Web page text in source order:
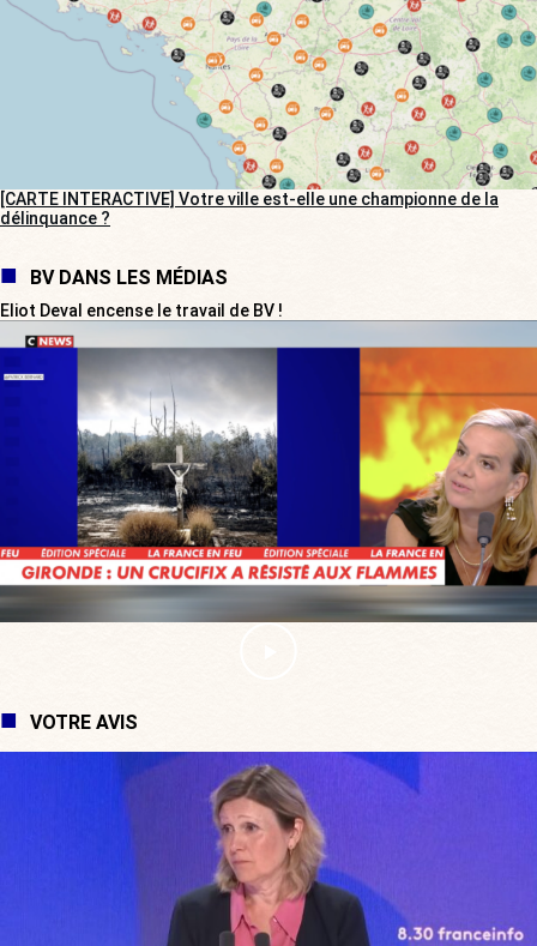
[CARTE INTERACTIVE] Votre ville est-elle une championne de la
délinquance ?
BV DANS LES MÉDIAS
Eliot Deval encense le travail de BV !
VOTRE AVIS